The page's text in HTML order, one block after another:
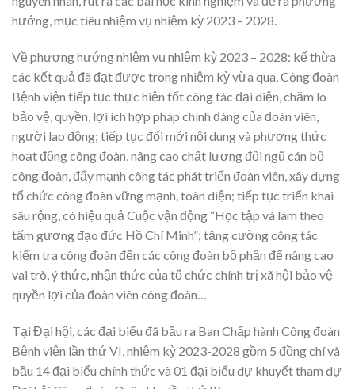
hướng, mục tiêu nhiệm vụ nhiệm kỳ 2023 – 2028.
Về phương hướng nhiệm vụ nhiệm kỳ 2023 – 2028: kế thừa
các kết quả đã đạt được trong nhiệm kỳ vừa qua, Công đoàn
Bệnh viện tiếp tục thực hiện tốt công tác đại diện, chăm lo
bảo vệ, quyền, lợi ích hợp pháp chính đáng của đoàn viên,
người lao động; tiếp tục đổi mới nội dung và phương thức
hoạt động công đoàn, nâng cao chất lượng đội ngũ cán bộ
công đoàn, đẩy mạnh công tác phát triển đoàn viên, xây dựng
tổ chức công đoàn vững mạnh, toàn diện; tiếp tục triển khai
sâu rộng, có hiệu quả Cuộc vận động “Học tập và làm theo
tấm gương đạo đức Hồ Chí Minh”; tăng cường công tác
kiểm tra công đoàn đến các công đoàn bộ phận để nâng cao
vai trò, ý thức, nhận thức của tổ chức chính trị xã hội bảo vệ
quyền lợi của đoàn viên công đoàn…
Tại Đại hội, các đại biểu đã bầu ra Ban Chấp hành Công đoàn
Bệnh viện lần thứ VI, nhiệm kỳ 2023-2028 gồm 5 đồng chí và
bầu 14 đại biểu chính thức và 01 đại biểu dự khuyết tham dự